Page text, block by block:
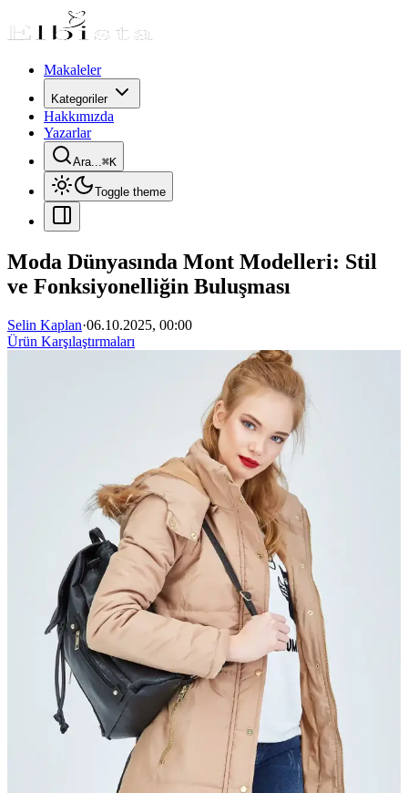
Makaleler
Kategoriler
Hakkımızda
Yazarlar
Ara...⌘K
Toggle theme
Moda Dünyasında Mont Modelleri: Stil
ve Fonksiyonelliğin Buluşması
Selin Kaplan·06.10.2025, 00:00
Ürün Karşılaştırmaları